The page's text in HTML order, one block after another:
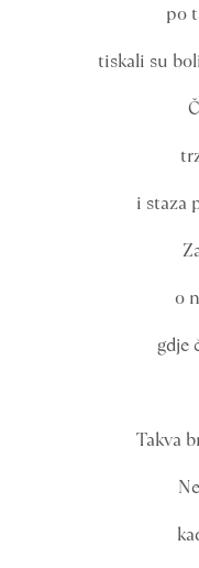
po
tiskali su
i staza
o
gdje
Takva